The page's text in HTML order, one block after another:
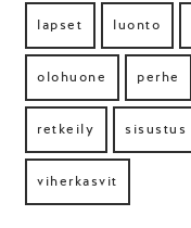
lapset luonto
olohuone perhe
retkeily sisustus
viherkasvit